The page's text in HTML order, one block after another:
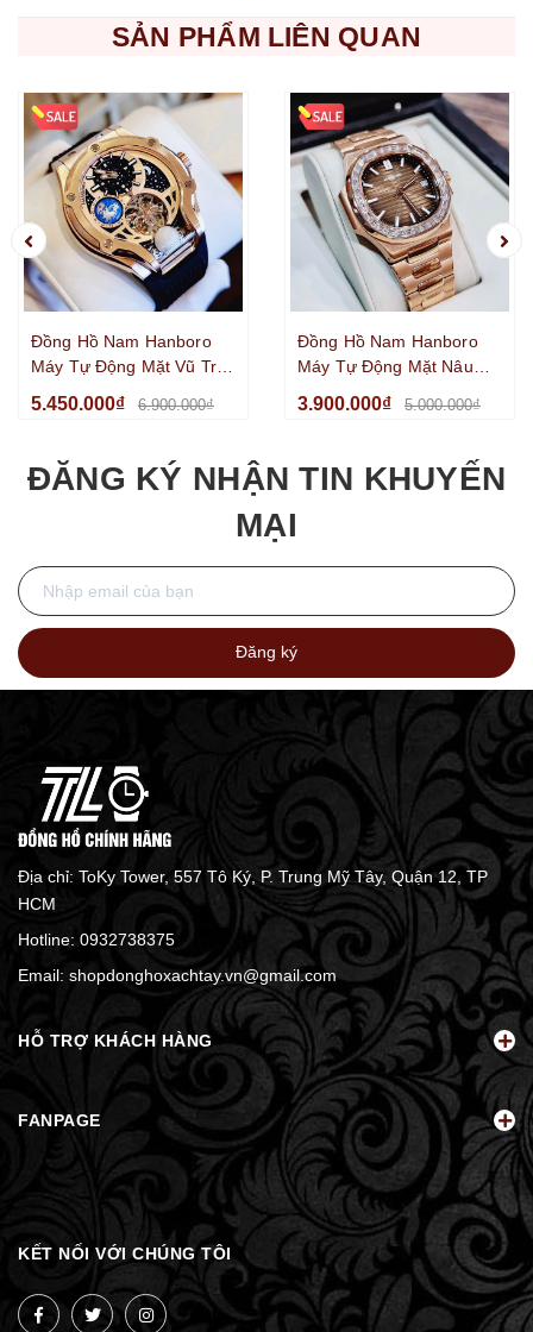
SẢN PHẨM LIÊN QUAN
Đồng Hồ Nam Hanboro
Máy Tự Động Mặt Vũ Trụ
Vàng Hồng Size 42mm
5.450.000₫ 6.900.000₫
Đồng Hồ Nam Hanboro
Máy Tự Động Mặt Nâu
Hồng Size 42mm
3.900.000₫ 5.000.000₫
ĐĂNG KÝ NHẬN TIN KHUYẾN
MẠI
Đăng ký
Địa chỉ: ToKy Tower, 557 Tô Ký, P. Trung Mỹ Tây, Quận 12, TP
HCM
Hotline: 0932738375
Email: shopdonghoxachtay.vn@gmail.com
HỖ TRỢ KHÁCH HÀNG
FANPAGE
KẾT NỐI VỚI CHÚNG TÔI